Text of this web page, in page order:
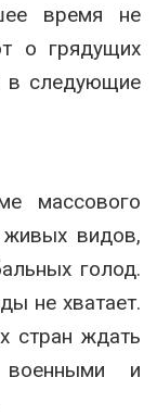
время не
о грядущих
в следующие
массового
видов,
голод.
не хватает.
стран ждать
и